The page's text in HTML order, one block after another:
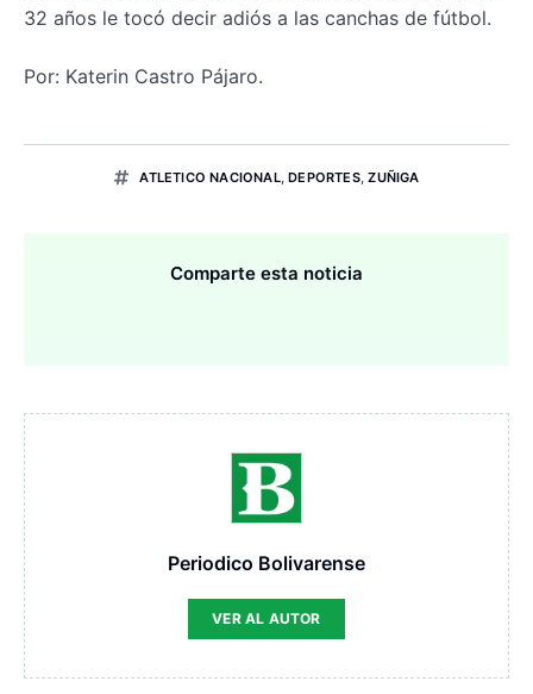
32 años le tocó decir adiós a las canchas de fútbol.
Por: Katerin Castro Pájaro.
ATLETICO NACIONAL,DEPORTES,ZUÑIGA
Comparte esta noticia
Periodico Bolivarense
VER AL AUTOR